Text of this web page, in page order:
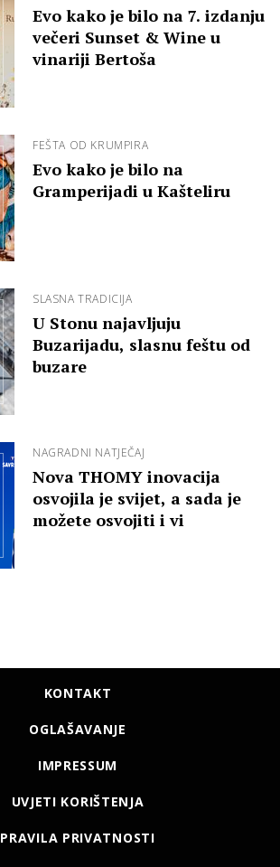
Evo kako je bilo na 7. izdanju
večeri Sunset & Wine u
vinariji Bertoša
FEŠTA OD KRUMPIRA
Evo kako je bilo na
Gramperijadi u Kašteliru
SLASNA TRADICIJA
U Stonu najavljuju
Buzarijadu, slasnu feštu od
buzare
NAGRADNI NATJEČAJ
Nova THOMY inovacija
osvojila je svijet, a sada je
možete osvojiti i vi
KONTAKT
OGLAŠAVANJE
IMPRESSUM
UVJETI KORIŠTENJA
PRAVILA PRIVATNOSTI